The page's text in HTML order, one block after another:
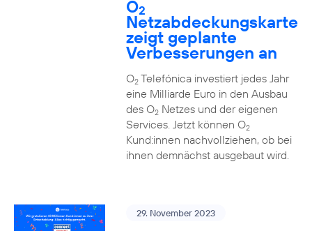
O2
Netzabdeckungskarte
zeigt geplante
Verbesserungen an
O2Telefónica investiert jedes Jahr
eine Milliarde Euro in den Ausbau
des O2Netzes und der eigenen
Services. Jetzt können O2
Kund:innen nachvollziehen, ob bei
ihnen demnächst ausgebaut wird.
29. November 2023